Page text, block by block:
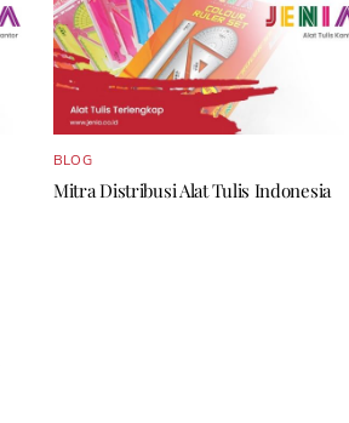
BLOG
Mitra Distribusi Alat Tulis Indonesia